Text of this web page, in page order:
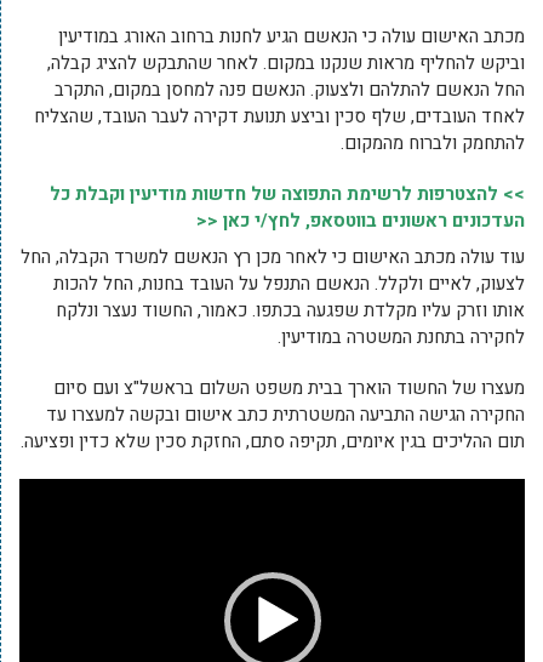
מכתב האישום עולה כי הנאשם הגיע לחנות ברחוב האורג במודיעין
וביקש להחליף מראות שנקנו במקום. לאחר שהתבקש להציג קבלה,
החל הנאשם להתלהם ולצעוק. הנאשם פנה למחסן במקום, התקרב
לאחד העובדים, שלף סכין וביצע תנועת דקירה לעבר העובד, שהצליח
להתחמק ולברוח מהמקום.
>> להצטרפות לרשימת התפוצה של חדשות מודיעין וקבלת כל
העדכונים ראשונים בווטסאפ, לחץ/י כאן <<
עוד עולה מכתב האישום כי לאחר מכן רץ הנאשם למשרד הקבלה, החל
לצעוק, לאיים ולקלל. הנאשם התנפל על העובד בחנות, החל להכות
אותו וזרק עליו מקלדת שפגעה בכתפו. כאמור, החשוד נעצר ונלקח
לחקירה בתחנת המשטרה במודיעין.
מעצרו של החשוד הוארך בבית משפט השלום בראשל"צ ועם סיום
החקירה הגישה התביעה המשטרתית כתב אישום ובקשה למעצרו עד
תום ההליכים בגין איומים, תקיפה סתם, החזקת סכין שלא כדין ופציעה.